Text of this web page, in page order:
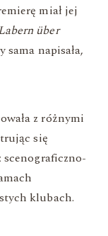
miał jej
über
napisała,
z różnymi
się
scenograficzno-
klubach.